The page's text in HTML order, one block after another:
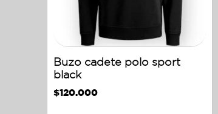
Buzo cadete polo sport
black
$120.000